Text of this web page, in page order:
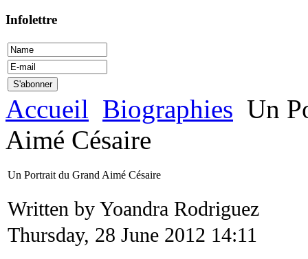
Infolettre
Accueil Biographies Un
Aimé Césaire
Un Portrait du Grand Aimé Césaire
Written by Yoandra Rodriguez
Thursday, 28 June 2012 14:11